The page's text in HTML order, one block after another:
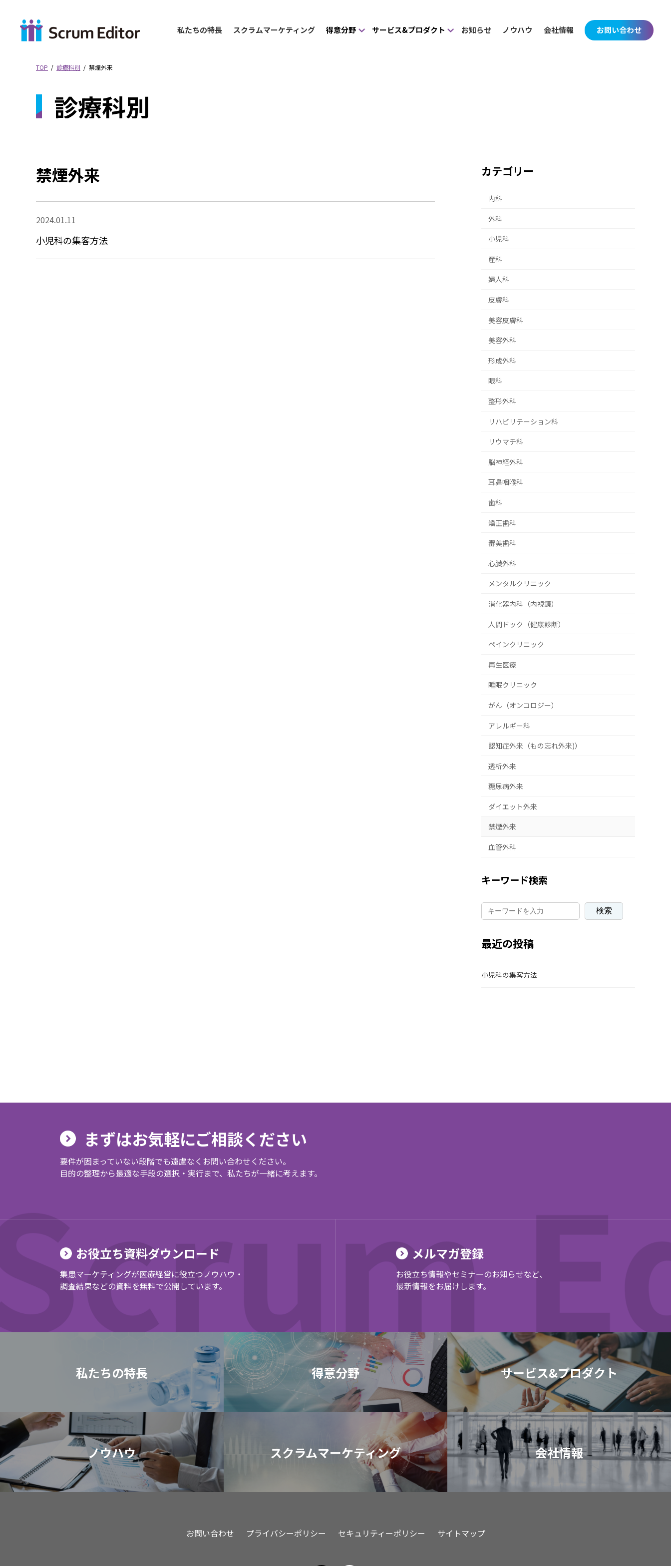
私たちの特⻑ スクラムマーケティング 得意分野 サービス&プロダクト お知らせ ノウハウ 会社情報 お問い合わせ
TOP 診療科別 禁煙外来
診療科別
禁煙外来
2024.01.11
小児科の集客方法
カテゴリー
内科
外科
小児科
産科
婦人科
皮膚科
美容皮膚科
美容外科
形成外科
眼科
整形外科
リハビリテーション科
リウマチ科
脳神経外科
耳鼻咽喉科
歯科
矯正歯科
審美歯科
心臓外科
メンタルクリニック
消化器内科（内視鏡）
人間ドック（健康診断）
ペインクリニック
再生医療
睡眠クリニック
がん（オンコロジー）
アレルギー科
認知症外来（もの忘れ外来)）
透析外来
糖尿病外来
ダイエット外来
禁煙外来
血管外科
キーワード検索
検索
最近の投稿
小児科の集客方法
まずはお気軽にご相談ください
要件が固まっていない段階でも遠慮なくお問い合わせください。
目的の整理から最適な手段の選択・実行まで、私たちが一緒に考えます。
お役立ち資料ダウンロード
集患マーケティングが医療経営に役立つノウハウ・
調査結果などの資料を無料で公開しています。
メルマガ登録
お役立ち情報やセミナーのお知らせなど、
最新情報をお届けします。
私たちの特⻑ 得意分野 サービス&プロダクト
ノウハウ スクラムマーケティング 会社情報
お問い合わせ プライバシーポリシー セキュリティーポリシー サイトマップ